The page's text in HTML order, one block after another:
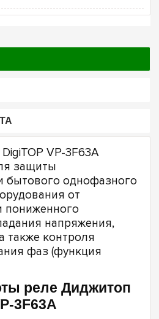
VP-3F63A
защиты
бытового однофазного
от
пониженного
напряжения,
также контроля
фаз (функция
реле Диджитоп
3F63A